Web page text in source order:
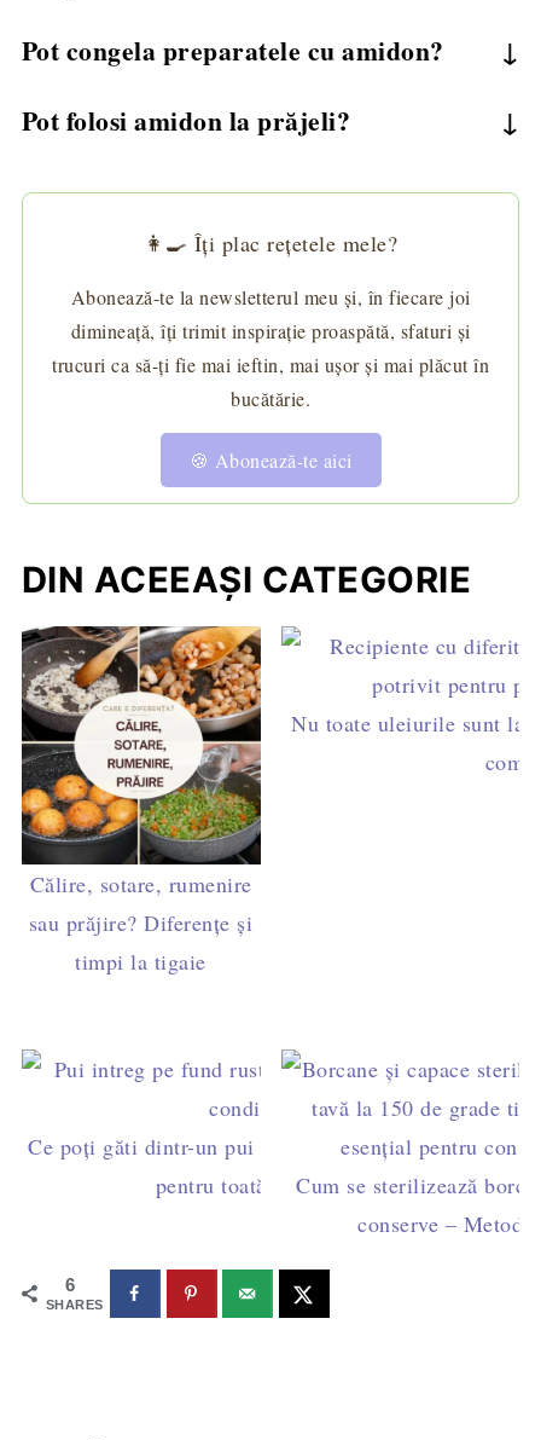
corect (a fost adăugat în lichid fierbinte).
Pot congela preparatele cu amidon?
după decongelare. Cel mai stabil este
Pot folosi amidon la prăjeli?
dacă îl folosești pentru paneuri sau legume
👩‍🍳 Îți plac rețetele mele?
Abonează-te la newsletterul meu și, în fiecare joi
dimineață, îți trimit inspirație proaspătă, sfaturi și
trucuri ca să-ți fie mai ieftin, mai ușor și mai plăcut în
bucătărie.
🍪 Abonează-te aici
DIN ACEEAȘI CATEGORIE
Călire, sotare, rumenire
sau prăjire? Diferențe și
timpi la tigaie
Nu toate uleiurile sunt la
Ce poți găti dintr-un pui întreg – rețete economice
pentru toată săptămânaCum se sterilizează
conserve –
6
SHARES